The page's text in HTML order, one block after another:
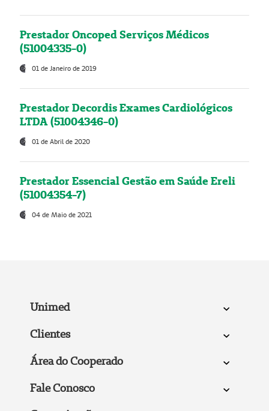
Prestador Oncoped Serviços Médicos
(51004335-0)
01 de Janeiro de 2019
Prestador Decordis Exames Cardiológicos
LTDA (51004346-0)
01 de Abril de 2020
Prestador Essencial Gestão em Saúde Ereli
(51004354-7)
04 de Maio de 2021
Unimed
Clientes
Área do Cooperado
Fale Conosco